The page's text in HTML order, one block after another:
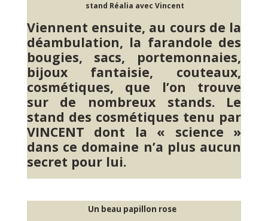
stand Réalia avec Vincent
Viennent ensuite, au cours de la
déambulation, la farandole des
bougies, sacs, portemonnaies,
bijoux fantaisie, couteaux,
cosmétiques, que l’on trouve
sur de nombreux stands. Le
stand des cosmétiques tenu par
VINCENT dont la « science »
dans ce domaine n’a plus aucun
secret pour lui.
Un beau papillon rose